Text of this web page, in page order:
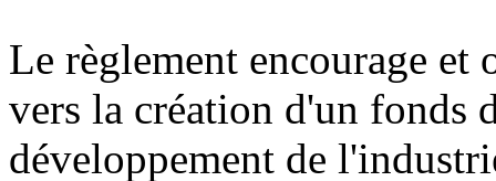
Le règlement encourage et
vers la création d'un fonds
développement de